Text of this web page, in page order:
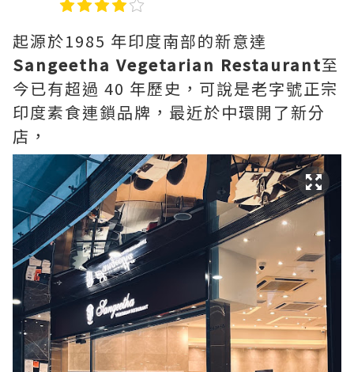
起源於1985 年印度南部的新意達
Sangeetha Vegetarian Restaurant至
今已有超過 40 年歷史，可說是老字號正宗
印度素食連鎖品牌，最近於中環開了新分
店，